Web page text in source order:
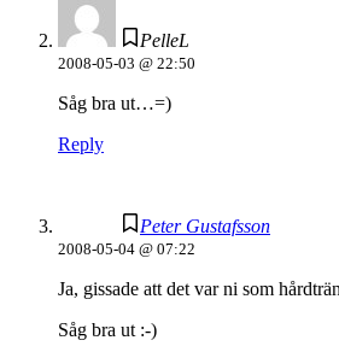
PelleL
2008-05-03 @ 22:50
Såg bra ut…=)
Reply
Peter Gustafsson
2008-05-04 @ 07:22
Ja, gissade att det var ni som
Såg bra ut :-)